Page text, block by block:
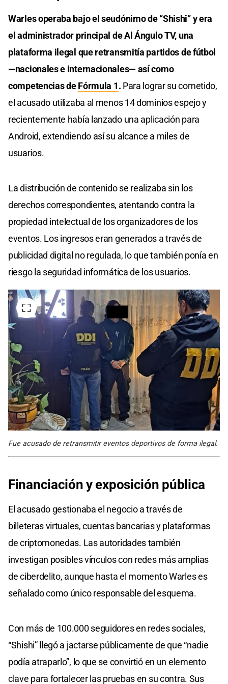
Warles operaba bajo el seudónimo de “Shishi” y era
el administrador principal de Al Ángulo TV, una
plataforma ilegal que retransmitía partidos de fútbol
—nacionales e internacionales— así como
competencias deFórmula 1. Para lograr su cometido,
el acusado utilizaba al menos 14 dominios espejo y
recientemente había lanzado una aplicación para
Android, extendiendo así su alcance a miles de
usuarios.
La distribución de contenido se realizaba sin los
derechos correspondientes, atentando contra la
propiedad intelectual de los organizadores de los
eventos. Los ingresos eran generados a través de
publicidad digital no regulada, lo que también ponía en
riesgo la seguridad informática de los usuarios.
Fue acusado de retransmitir eventos deportivos de forma ilegal.
Financiación y exposición pública
El acusado gestionaba el negocio a través de
billeteras virtuales, cuentas bancarias y plataformas
de criptomonedas. Las autoridades también
investigan posibles vínculos con redes más amplias
de ciberdelito, aunque hasta el momento Warles es
señalado como único responsable del esquema.
Con más de 100.000 seguidores en redes sociales,
“Shishi” llegó a jactarse públicamente de que “nadie
podía atraparlo”, lo que se convirtió en un elemento
clave para fortalecer las pruebas en su contra. Sus